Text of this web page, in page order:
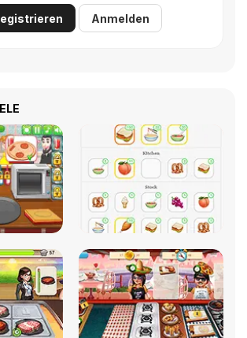
Anmelden